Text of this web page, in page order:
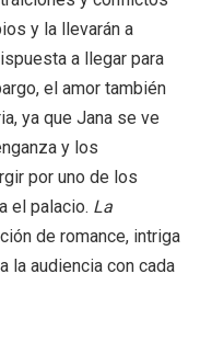
y la llevarán a
a llegar para
el amor también
ya que Jana se ve
y los
por uno de los
el palacio. La
de romance, intriga
la audiencia con cada